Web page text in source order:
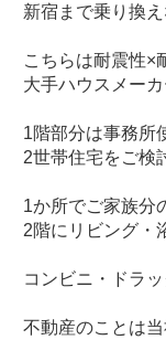
新宿まで乗り換
こちらは耐震性
大手ハウスメー
1階部分は事務所
2世帯住宅をご検
1か所でご家族分
2階にリビング・
コンビニ・ドラ
不動産のことは